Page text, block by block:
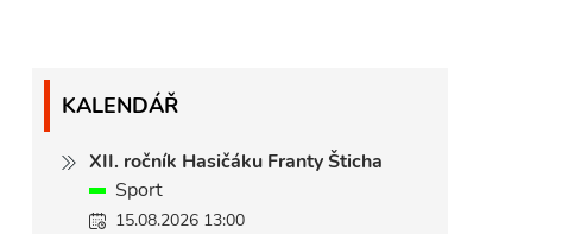
KALENDÁŘ
XII. ročník Hasičáku Franty Šticha
Sport
15.08.2026 13:00